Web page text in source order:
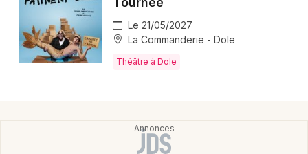
Le 21/05/2027
La Commanderie - Dole
Théâtre à Dole